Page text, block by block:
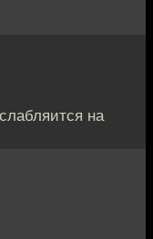
на